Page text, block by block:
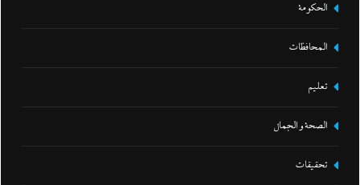
الحكومة
المحافظات
تعليم
الصحة و الجمال
تحقيقات